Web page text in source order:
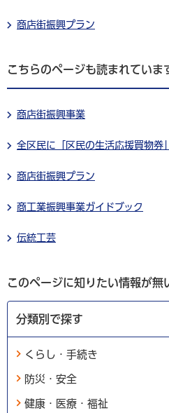
商店街振興プラン
こちらのページも読まれていま
商店街振興事業
全区民に「区民の生活応援買物券
商店街振興プラン
商工業振興事業ガイドブック
伝統工芸
このページに知りたい情報が無
分類別で探す
くらし・手続き
防災・安全
健康・医療・福祉